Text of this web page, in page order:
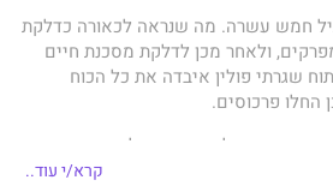
חמש עשרה. מה שנראה לכאורה כדלקת
ולאחר מכן לדלקת מסכנת חיים
שגרתי פולין איבדה את כל הכוח
החלו פרכוסים.
נראה שלתסמינים שלה אין סיבה
קרא/י עוד..